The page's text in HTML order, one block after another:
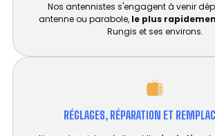
Nos antennistes s'engagent à venir
antenne ou parabole, le plus
Rungis et ses environs.
RÉGLAGES, RÉPARATION ET